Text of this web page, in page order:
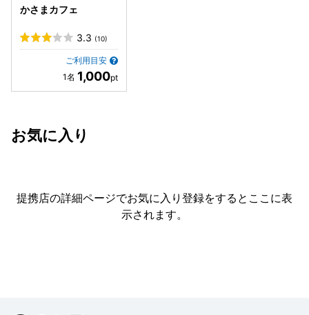
かさまカフェ
3.3 (10)
ご利用目安
1,000
お気に入り
提携店の詳細ページでお気に入り登録をすると ここに表
示されます。